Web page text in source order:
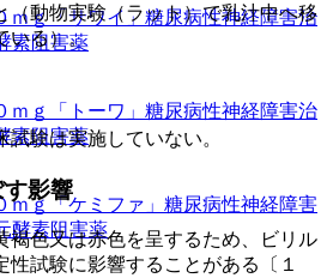
ｍｇ「サワイ」糖尿病性神経障害治
素阻害薬
ｇ「トーワ」 糖尿病性神経障害治
素阻害薬
ｇ「ケミファ」 糖尿病性神経障害
酵素阻害薬
（動物実験（ラット）で乳汁中へ移
いる）。
験は実施していない。
影響
褐色又は赤色を呈するため、ビリル
性試験に影響することがある〔１